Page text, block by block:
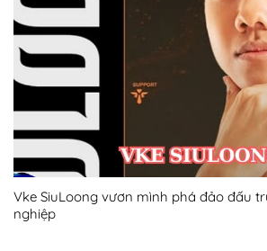
Vke SiuLoong vươn mình phá đảo đấu
nghiệp